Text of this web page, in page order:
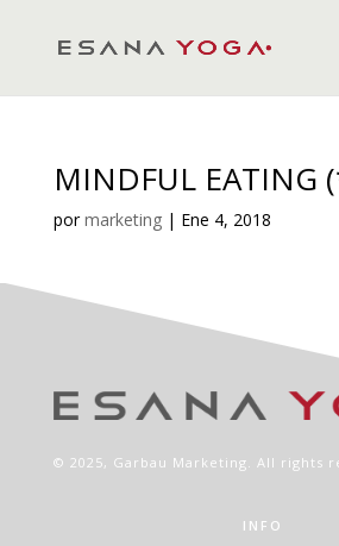
MINDFUL EATING
pormarketing| Ene 4, 2018
© 2025, Garbau Marketing. All rights
INFO